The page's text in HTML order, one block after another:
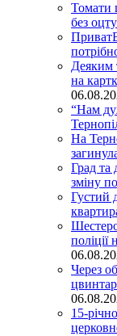
Томати
без
Деяким
на
“Нам
На
Град та
зміну
Густий
Через
цвинтар
15-